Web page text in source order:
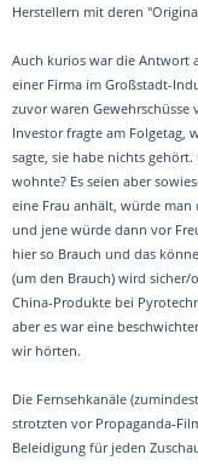
Herstellern mit deren
Auch kurios war die Antwort
einer Firma im Großstadt-
zuvor waren
Investor fragte am Folgetag,
sagte, sie habe nichts
wohnte? Es seien aber
eine Frau anhält, würde
und jene würde dann vor
hier so Brauch und das
(um den Brauch) wird
China-Produkte bei
aber es war eine
wir hörten.
Die Fernsehkanäle
strotzten vor Propaganda-
Beleidigung für jeden